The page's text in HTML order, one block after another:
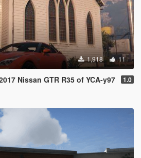
1,918 11
Nissan GTR R35 of YCA-y97 1.0